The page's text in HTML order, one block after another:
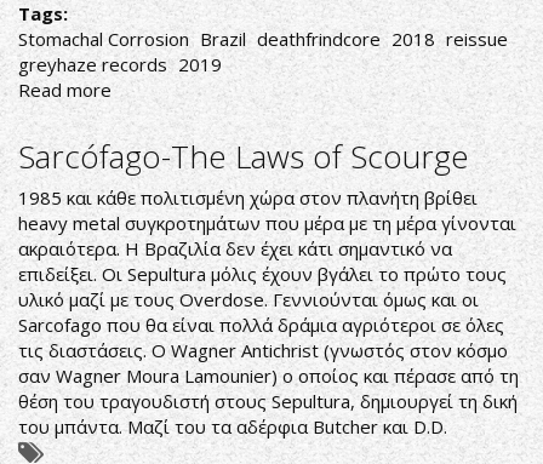
Tags:
Stomachal Corrosion Brazil deathfrindcore 2018 reissue
greyhaze records 2019
Read more about
ΒΡΑΖΙΛΙΑΝΙΚΟ
DEATHGRINDCORE
Sarcófago-The Laws of Scourge
1985 και κάθε πολιτισμένη χώρα στον πλανήτη βρίθει
heavy metal συγκροτημάτων που μέρα με τη μέρα γίνονται
ακραιότερα. Η Βραζιλία δεν έχει κάτι σημαντικό να
επιδείξει. Οι Sepultura μόλις έχουν βγάλει το πρώτο τους
υλικό μαζί με τους Overdose. Γεννιούνται όμως και οι
Sarcofago που θα είναι πολλά δράμια αγριότεροι σε όλες
τις διαστάσεις. Ο Wagner Antichrist (γνωστός στον κόσμο
σαν Wagner Moura Lamounier) ο οποίος και πέρασε από τη
θέση του τραγουδιστή στους Sepultura, δημιουργεί τη δική
του μπάντα. Μαζί του τα αδέρφια Butcher και D.D.